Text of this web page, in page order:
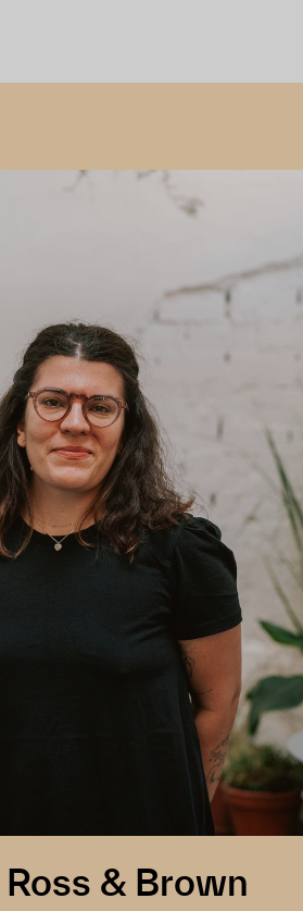
& Brown